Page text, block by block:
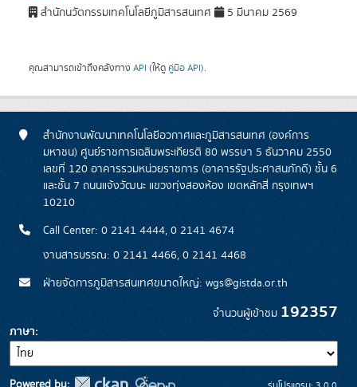
สำนักนวัตกรรมเทคโนโลยีภูมิสารสนเทศ 5 มีนาคม 2569
คุณสามารถเข้าถึงคลังทาง API (ให้ดู คู่มือ API).
สำนักงานพัฒนาเทคโนโลยีอวกาศและภูมิสารสนเทศ (องค์การ
มหาชน) ศูนย์ราชการเฉลิมพระเกียรติ 80 พรรษา 5 ธันวาคม 2550
เลขที่ 120 อาคารรวมหน่วยราชการ (อาคารรัฐประศาสนภักดี) ชั้น 6
และชั้น 7 ถนนแจ้งวัฒนะ แขวงทุ่งสองห้อง เขตหลักสี่ กรุงเทพฯ
10210
Call Center: 0 2141 4444, 0 2141 4674
งานสารบรรณ: 0 2141 4466, 0 2141 4468
ฝ่ายจัดการภูมิสารสนเทศขนาดใหญ่: wgs@gistda.or.th
จำนวนผู้เข้าชม 192357
ภาษา